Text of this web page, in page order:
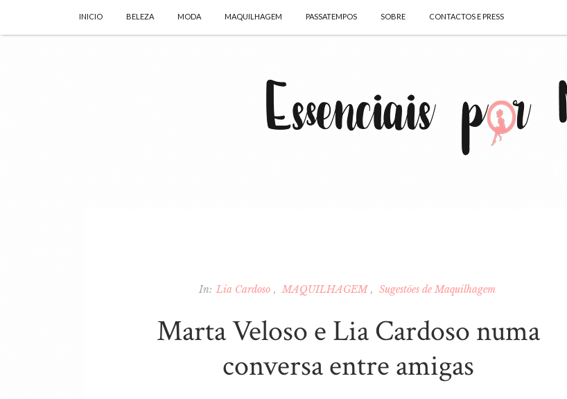
INICIO BELEZA MODA MAQUILHAGEM PASSATEMPOS SOBRE CONTACTOS E PRESS
In: Lia Cardoso MAQUILHAGEM Sugestões de Maquilhagem
Marta Veloso e Lia Cardoso numa
conversa entre amigas